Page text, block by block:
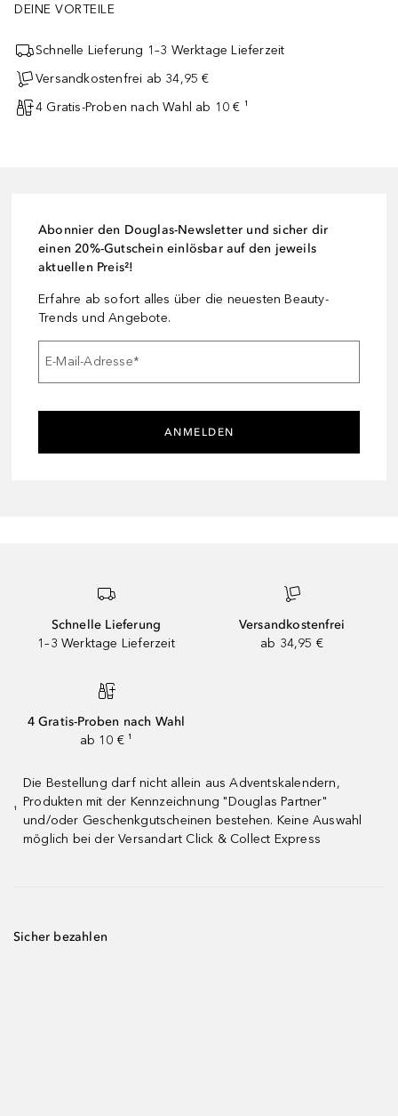
DEINE VORTEILE
Schnelle Lieferung 1–3 Werktage Lieferzeit
Versandkostenfrei ab 34,95 €
4 Gratis-Proben nach Wahl ab 10 € ¹
Abonnier den Douglas-Newsletter und sicher dir
einen 20%-Gutschein einlösbar auf den jeweils
aktuellen Preis²!
Erfahre ab sofort alles über die neuesten Beauty-
Trends und Angebote.
E-Mail-Adresse*
ANMELDEN
Schnelle Lieferung
1–3 Werktage Lieferzeit
Versandkostenfrei
ab 34,95 €
4 Gratis-Proben nach Wahl
ab 10 € ¹
¹
Die Bestellung darf nicht allein aus Adventskalendern,
Produkten mit der Kennzeichnung "Douglas Partner"
und/oder Geschenkgutscheinen bestehen. Keine Auswahl
möglich bei der Versandart Click & Collect Express
Sicher bezahlen